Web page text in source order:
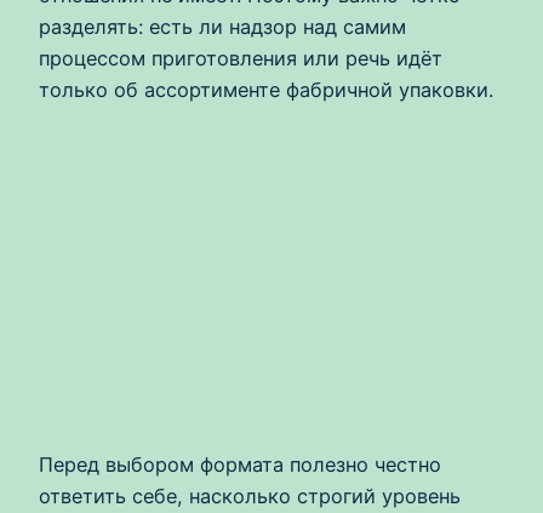
разделять: есть ли надзор над самим
процессом приготовления или речь идёт
только об ассортименте фабричной упаковки.
Перед выбором формата полезно честно
ответить себе, насколько строгий уровень